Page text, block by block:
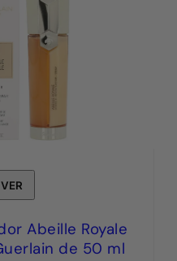
VER
Abeille Royale
de 50 ml